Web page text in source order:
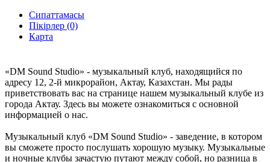
Сипаттамасы
Пікірлер (0)
Карта
«DM Sound Studio» - музыкальный клуб, находящийся по
адресу 12, 2-й микрорайон, Актау, Казахстан. Мы рады
приветствовать вас на странице нашем музыкальный клубе из
города Актау. Здесь вы можете ознакомиться с основной
информацией о нас.
Музыкальный клуб «DM Sound Studio» - заведение, в котором
вы сможете просто послушать хорошую музыку. Музыкальные
и ночные клубы зачастую путают между собой, но разница в